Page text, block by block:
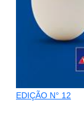
EDIÇÃO N° 12